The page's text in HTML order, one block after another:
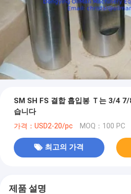
SM SH FS 결합 흡입봉 Ｔ는 3/4
습니다
가격：USD2-20/pc MOQ：100 PC
최고의 가격
제품 설명